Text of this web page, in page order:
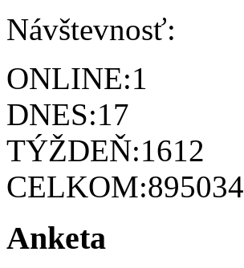
Návštevnosť:
ONLINE:1
DNES:17
TÝŽDEŇ:1612
CELKOM:895034
Anketa